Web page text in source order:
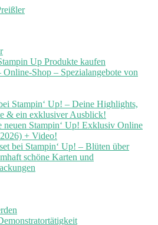
Up Produkte kaufen
Online-Shop – Spezialangebote von
Stampin‘ Up! – Deine Highlights,
& ein exklusiver Ausblick!
Stampin‘ Up! Exklusiv Online
+ Video!
bei Stampin‘ Up! – Blüten über
schöne Karten und